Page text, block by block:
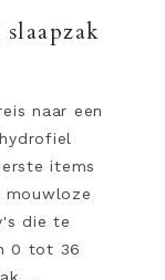
naar een
items
die te
0 tot 36
...